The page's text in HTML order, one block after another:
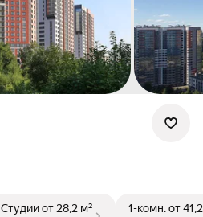
Студииот 28,2 м²
1-комн.от